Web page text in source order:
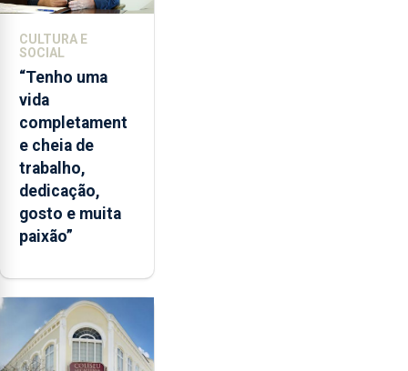
CULTURA E
SOCIAL
“Tenho uma
vida
completament
e cheia de
trabalho,
dedicação,
gosto e muita
paixão”